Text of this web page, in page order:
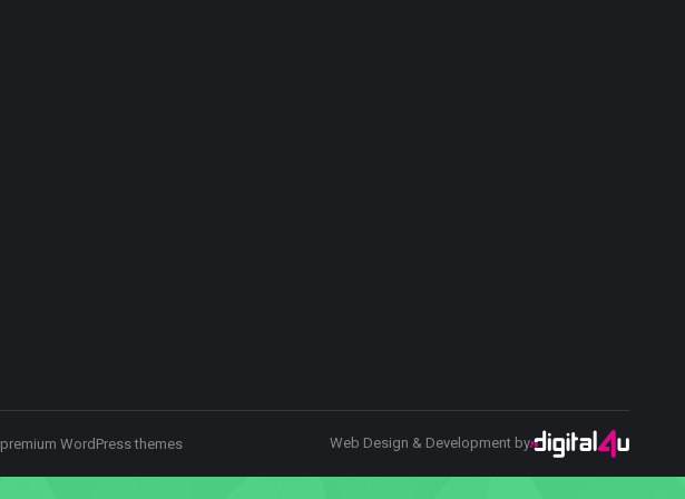
premium WordPress themes Web Design & Development by